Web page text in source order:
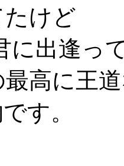
けど
に出逢っ
高に王
す。